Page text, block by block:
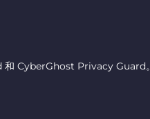
和 CyberGhost Privacy Guard。